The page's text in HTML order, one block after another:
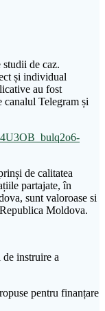
de caz.
și individual
au fost
canalul Telegram și
de calitatea
partajate, în
sunt valoroase si
Moldova.
de instruire a
pentru finanțare